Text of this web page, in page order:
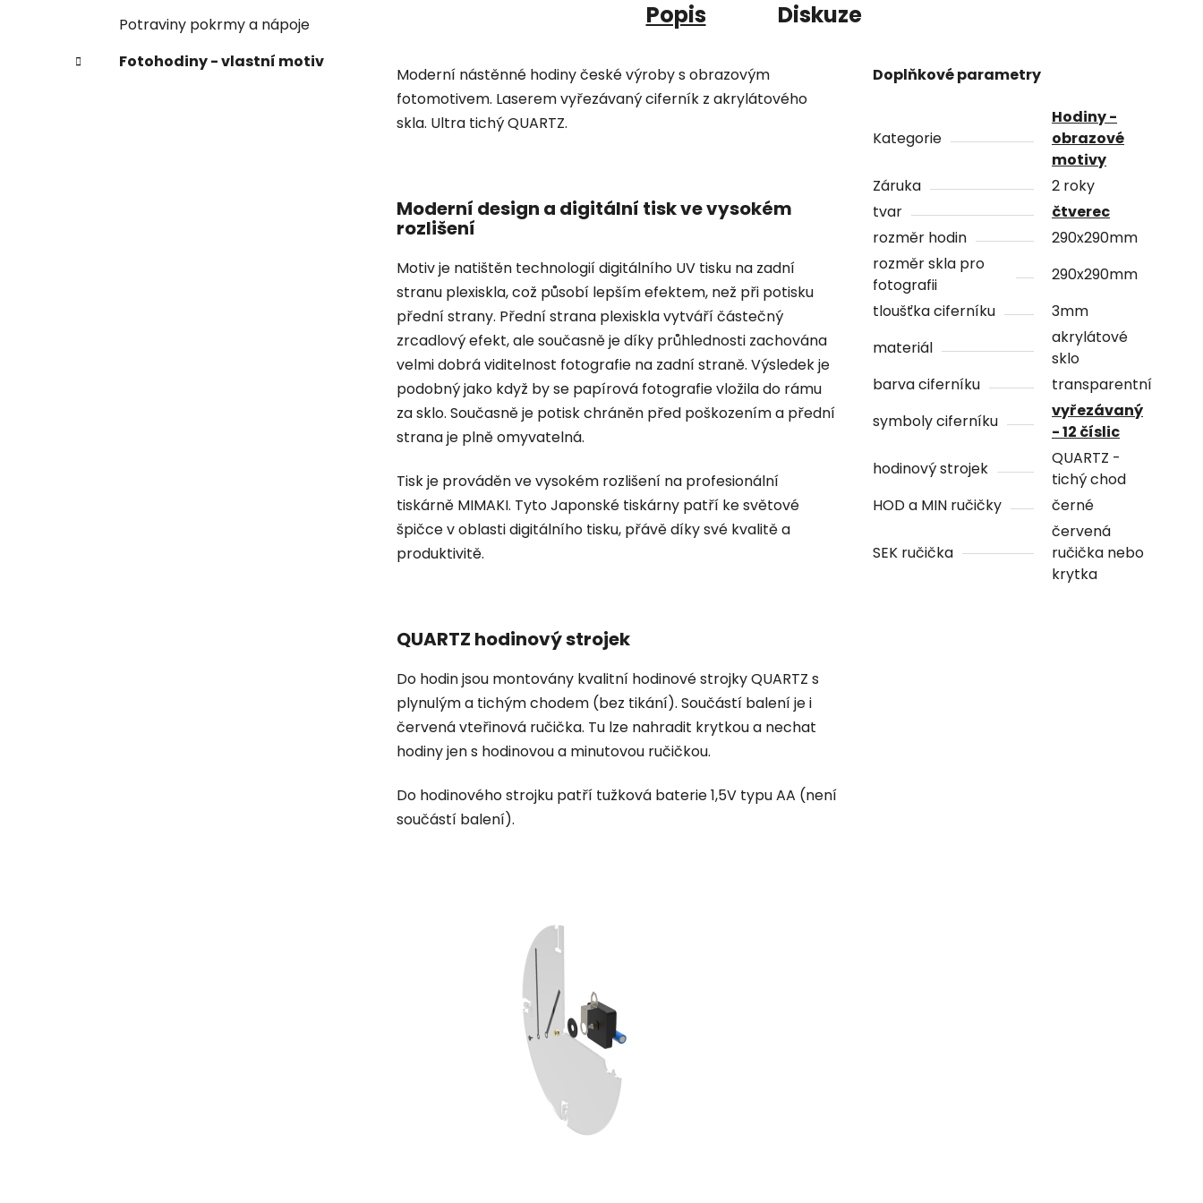
Potraviny pokrmy a nápoje
Fotohodiny - vlastní motiv
Popis Diskuze
Moderní nástěnné hodiny české výroby s obrazovým
fotomotivem. Laserem vyřezávaný ciferník z akrylátového
skla. Ultra tichý QUARTZ.
Moderní design a digitální tisk ve vysokém
rozlišení
Motiv je natištěn technologií digitálního UV tisku na zadní
stranu plexiskla, což působí lepším efektem, než při potisku
přední strany. Přední strana plexiskla vytváří částečný
zrcadlový efekt, ale současně je díky průhlednosti zachována
velmi dobrá viditelnost fotografie na zadní straně. Výsledek je
podobný jako když by se papírová fotografie vložila do rámu
za sklo. Současně je potisk chráněn před poškozením a přední
strana je plně omyvatelná.
Tisk je prováděn ve vysokém rozlišení na profesionální
tiskárně MIMAKI. Tyto Japonské tiskárny patří ke světové
špičce v oblasti digitálního tisku, přávě díky své kvalitě a
produktivitě.
QUARTZ hodinový strojek
Do hodin jsou montovány kvalitní hodinové strojky QUARTZ s
plynulým a tichým chodem (bez tikání). Součástí balení je i
červená vteřinová ručička. Tu lze nahradit krytkou a nechat
hodiny jen s hodinovou a minutovou ručičkou.
Do hodinového strojku patří tužková baterie 1,5V typu AA (není
součástí balení).
Doplňkové parametry
Kategorie
Hodiny -
obrazové
motivy
Záruka
2 roky
tvar
čtverec
rozměr hodin
290x290mm
rozměr skla pro
fotografii
290x290mm
tloušťka ciferníku
3mm
materiál
akrylátové
sklo
barva ciferníku
transparentní
symboly ciferníku
vyřezávaný
- 12 číslic
hodinový strojek
QUARTZ -
tichý chod
HOD a MIN ručičky
černé
SEK ručička
červená
ručička nebo
krytka